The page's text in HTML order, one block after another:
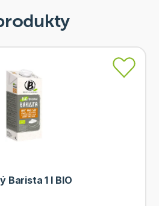
Barista 1 l BIO